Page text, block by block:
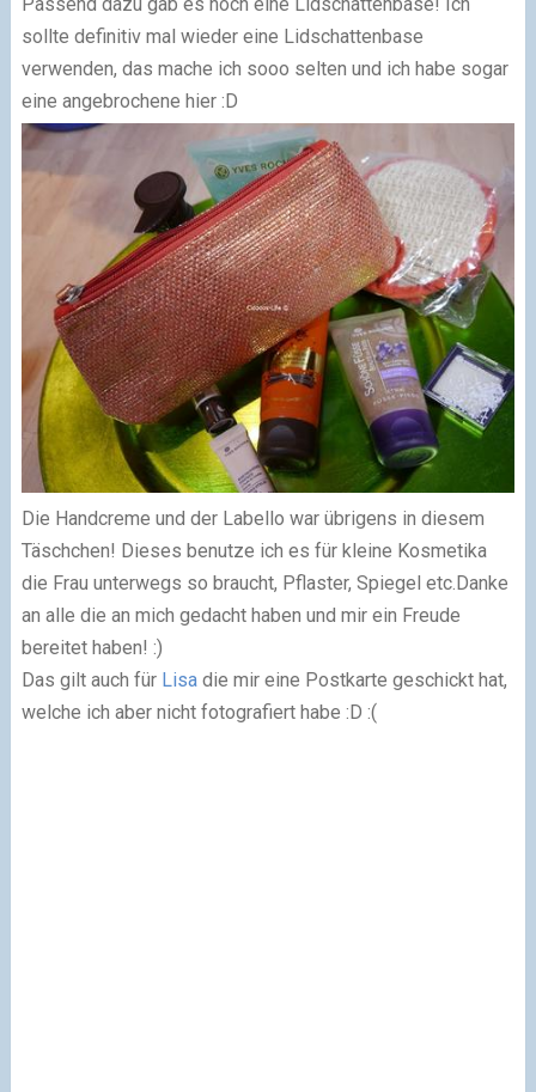
sollte definitiv mal wieder eine Lidschattenbase
verwenden, das mache ich sooo selten und ich habe sogar
eine angebrochene hier :D
Die Handcreme und der Labello war übrigens in diesem
Täschchen! Dieses benutze ich es für kleine Kosmetika
die Frau unterwegs so braucht, Pflaster, Spiegel etc. Danke
an alle die an mich gedacht haben und mir ein Freude
bereitet haben! :)
Das gilt auch fürLisa die mir eine Postkarte geschickt hat,
welche ich aber nicht fotografiert habe :D :(